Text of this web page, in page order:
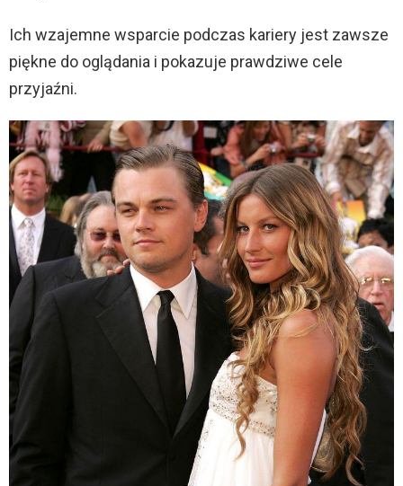
Ich wzajemne wsparcie podczas kariery jest zawsze
piękne do oglądania i pokazuje prawdziwe cele
przyjaźni.